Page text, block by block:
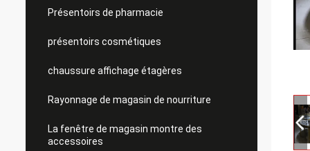
Présentoirs de pharmacie
présentoirs cosmétiques
chaussure affichage étagères
Rayonnage de magasin de nourriture
La fenêtre de magasin montre des
accessoires